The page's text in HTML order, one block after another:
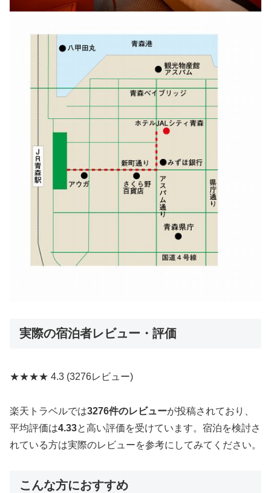
実際の宿泊者レビュー・評価
★★★★ 4.3 (3276レビュー)
楽天トラベルでは3276件のレビューが投稿されており、
平均評価は4.33と高い評価を受けています。宿泊を検討さ
れている方は実際のレビューを参考にしてみてください。
こんな方におすすめ